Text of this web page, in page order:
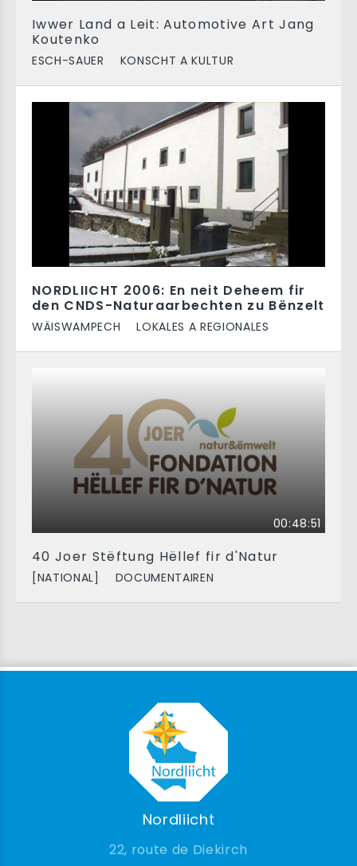
Iwwer Land a Leit: Automotive Art Jang
Koutenko
ESCH-SAUER KONSCHT A KULTUR
NORDLIICHT 2006: En neit Deheem fir
den CNDS-Naturaarbechten zu Bënzelt
WÄISWAMPECH LOKALES A REGIONALES
00:48:51
40 Joer Stëftung Hëllef fir d'Natur
[NATIONAL] DOCUMENTAIREN
Nordliicht
22, route de Diekirch